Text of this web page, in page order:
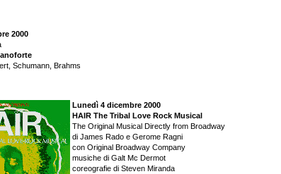
2000
Schumann, Brahms
Lunedì 4 dicembre 2000
HAIR The Tribal Love Rock Musical
The Original Musical Directly from Broadway
di James Rado e Gerome Ragni
con Original Broadway Company
musiche di Galt Mc Dermot
coreografie di Steven Miranda